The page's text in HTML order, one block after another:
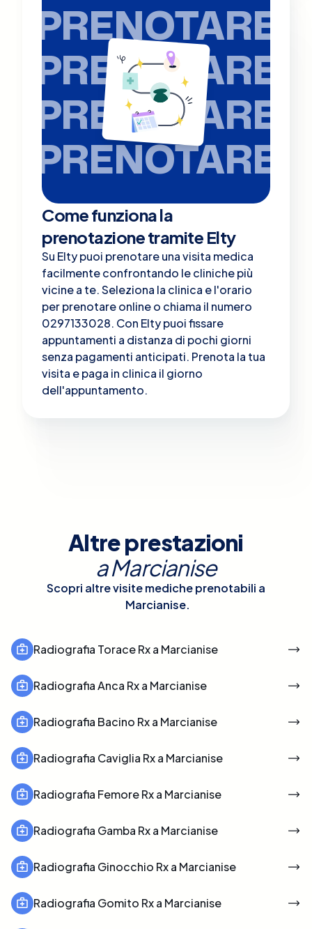
PRENOTARE
PRENOTARE
PRENOTARE
PRENOTARE
Come funziona la
prenotazione tramite Elty
Su Elty puoi prenotare una visita medica
facilmente confrontando le cliniche più
vicine a te. Seleziona la clinica e l'orario
per prenotare online o chiama il numero
0297133028. Con Elty puoi fissare
appuntamenti a distanza di pochi giorni
senza pagamenti anticipati. Prenota la tua
visita e paga in clinica il giorno
dell'appuntamento.
Altre prestazioni
aMarcianise
Scopri altre visite mediche prenotabili a
Marcianise.
Radiografia Torace Rx a Marcianise
Radiografia Anca Rx a Marcianise
Radiografia Bacino Rx a Marcianise
Radiografia Caviglia Rx a Marcianise
Radiografia Femore Rx a Marcianise
Radiografia Gamba Rx a Marcianise
Radiografia Ginocchio Rx a Marcianise
Radiografia Gomito Rx a Marcianise